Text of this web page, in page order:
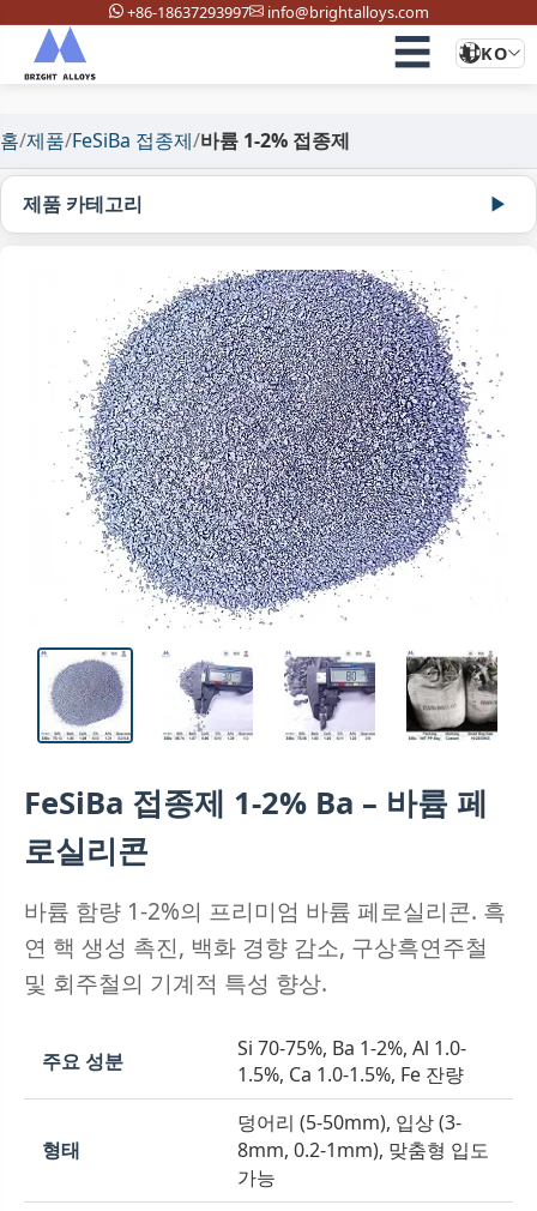
+86-18637293997 info@brightalloys.com
☰ KO
홈/제품/FeSiBa 접종제/바륨 1-2% 접종제
제품 카테고리
FeSiBa 접종제 1-2% Ba – 바륨 페
로실리콘
바륨 함량 1-2%의 프리미엄 바륨 페로실리콘. 흑
연 핵 생성 촉진, 백화 경향 감소, 구상흑연주철
및 회주철의 기계적 특성 향상.
주요 성분
Si 70-75%, Ba 1-2%, Al 1.0-
1.5%, Ca 1.0-1.5%, Fe 잔량
형태
덩어리 (5-50mm), 입상 (3-
8mm, 0.2-1mm), 맞춤형 입도
가능